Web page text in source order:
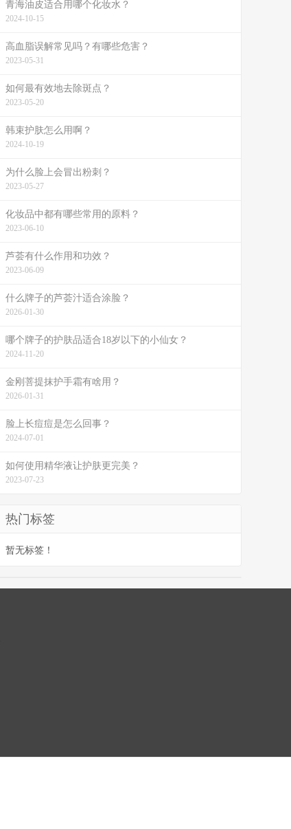
青海油皮适合用哪个化妆水？
2024-10-15
高血脂误解常见吗？有哪些危害？
2023-05-31
如何最有效地去除斑点？
2023-05-20
韩束护肤怎么用啊？
2024-10-19
为什么脸上会冒出粉刺？
2023-05-27
化妆品中都有哪些常用的原料？
2023-06-10
芦荟有什么作用和功效？
2023-06-09
什么牌子的芦荟汁适合涂脸？
2026-01-30
哪个牌子的护肤品适合18岁以下的小仙女？
2024-11-20
金刚菩提抹护手霜有啥用？
2026-01-31
脸上长痘痘是怎么回事？
2024-07-01
如何使用精华液让护肤更完美？
2023-07-23
热门标签
暂无标签！